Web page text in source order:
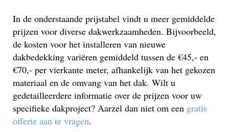
In de onderstaande prijstabel vindt u meer gemiddelde
prijzen voor diverse dakwerkzaamheden. Bijvoorbeeld,
de kosten voor het installeren van nieuwe
dakbedekking variëren gemiddeld tussen de €45,- en
€70,- per vierkante meter, afhankelijk van het gekozen
materiaal en de omvang van het dak. Wilt u
gedetailleerdere informatie over de prijzen voor uw
specifieke dakproject? Aarzel dan niet om een gratis
offerte aan te vragen.